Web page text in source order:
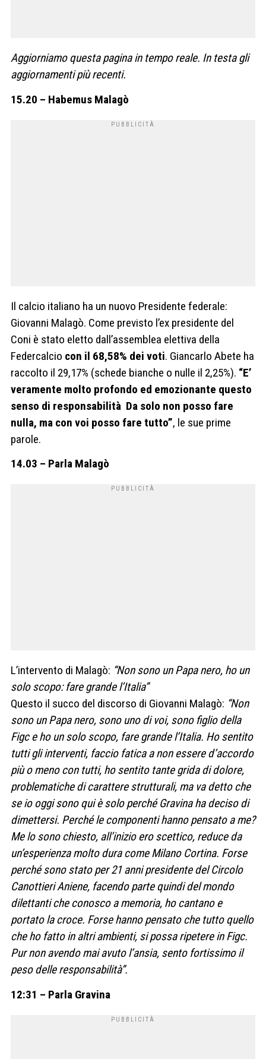
Aggiorniamo questa pagina in tempo reale. In testa gli
aggiornamenti più recenti.
15.20 – Habemus Malagò
Il calcio italiano ha un nuovo Presidente federale:
Giovanni Malagò. Come previsto l’ex presidente del
Coni è stato eletto dall’assemblea elettiva della
Federcalcio con il 68,58% dei voti. Giancarlo Abete ha
raccolto il 29,17% (schede bianche o nulle il 2,25%). “E’
veramente molto profondo ed emozionante questo
senso di responsabilità Da solo non posso fare
nulla, ma con voi posso fare tutto”, le sue prime
parole.
14.03 – Parla Malagò
L’intervento di Malagò: “Non sono un Papa nero, ho un
solo scopo: fare grande l’Italia”
Questo il succo del discorso di Giovanni Malagò: “Non
sono un Papa nero, sono uno di voi, sono figlio della
Figc e ho un solo scopo, fare grande l’Italia. Ho sentito
tutti gli interventi, faccio fatica a non essere d’accordo
più o meno con tutti, ho sentito tante grida di dolore,
problematiche di carattere strutturali, ma va detto che
se io oggi sono qui è solo perché Gravina ha deciso di
dimettersi. Perché le componenti hanno pensato a me?
Me lo sono chiesto, all’inizio ero scettico, reduce da
un’esperienza molto dura come Milano Cortina. Forse
perché sono stato per 21 anni presidente del Circolo
Canottieri Aniene, facendo parte quindi del mondo
dilettanti che conosco a memoria, ho cantano e
portato la croce. Forse hanno pensato che tutto quello
che ho fatto in altri ambienti, si possa ripetere in Figc.
Pur non avendo mai avuto l’ansia, sento fortissimo il
peso delle responsabilità”.
12:31 – Parla Gravina